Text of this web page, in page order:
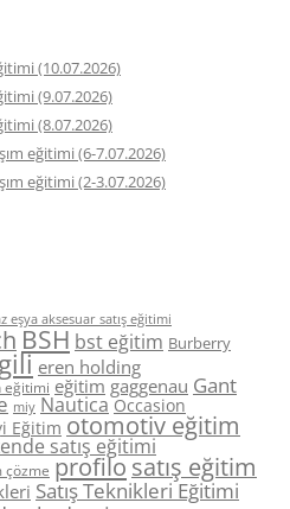
(10.07.2026)
(9.07.2026)
(8.07.2026)
eğitimi (6-7.07.2026)
eğitimi (2-3.07.2026)
eşya aksesuar satış eğitimi
BSH bst eğitim Burberry
eren holding
eğitimi eğitim gaggenau Gant
miy Nautica Occasion
Eğitim otomotiv eğitim
satış eğitimi
çözme profilo satış eğitim
Satış Teknikleri Eğitimi